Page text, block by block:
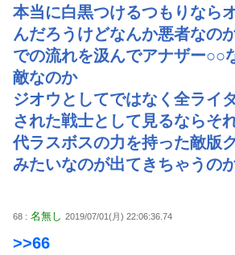
本当に白黒つけるつもりなら
んだろうけどなんか悪者なの
での流れを汲んでアナザー○○
敵なのか
ジオウとしてではなく全ライ
された戦士として見るならそ
代ラスボスの力を持った敵版
みたいなのが出てきちゃうの
68 : 名無し 2019/07/01(月) 22:06:36.74
>>66